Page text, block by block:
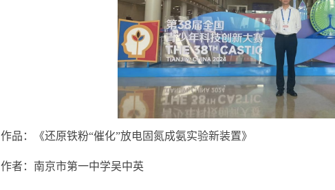
作品：《还原铁粉“催化”放电固氮成氨实验新装置》
作者：南京市第一中学吴中英